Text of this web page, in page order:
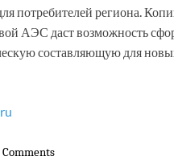
потребителей региона.
АЭС даст возможность
составляющую для
Comments